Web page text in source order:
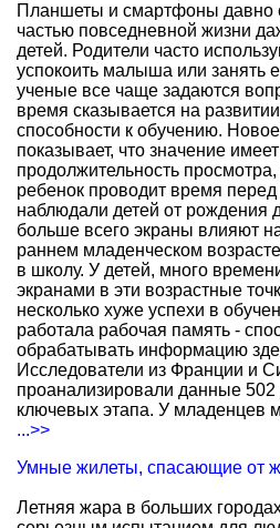
Планшеты и смартфоны давно
частью повседневной жизни
детей. Родители часто
успокоить малыша или занять
ученые все чаще задаются
время сказывается на
способности к обучению.
показывает, что значение
продолжительность
ребенок проводит время
наблюдали детей от рождения
больше всего экраны влияют
раннем младенческом
в школу. У детей, много
экранами в эти возрастные
несколько хуже успехи в
работала рабочая память -
обрабатывать информацию
Исследователи из Франции и
проанализировали данные
ключевых этапа. У младенцев
...>>
Умные жилеты, спасающие от
Летняя жара в больших